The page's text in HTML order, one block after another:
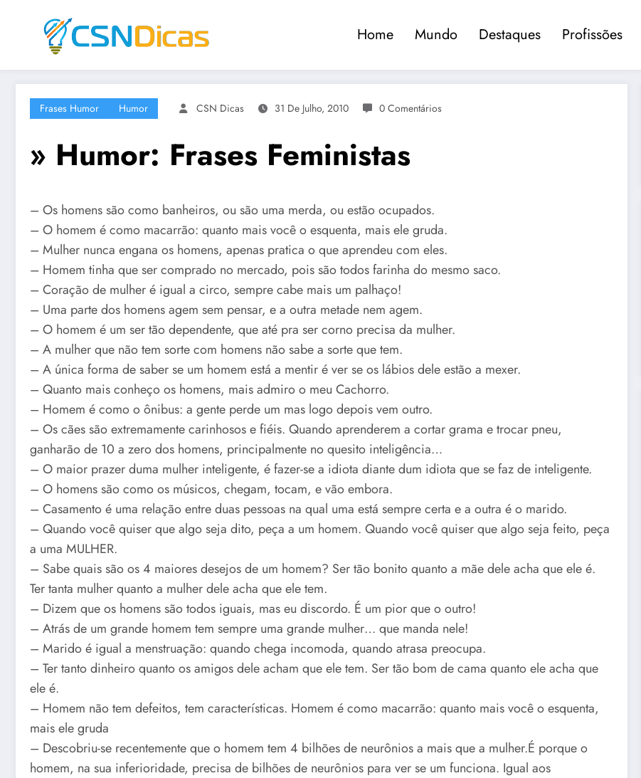
Home Mundo Destaques Profissões
Frases Humor Humor CSN Dicas 31 De Julho, 2010 0 Comentários
» Humor: Frases Feministas
– Os homens são como banheiros, ou são uma merda, ou estão ocupados.
– O homem é como macarrão: quanto mais você o esquenta, mais ele gruda.
– Mulher nunca engana os homens, apenas pratica o que aprendeu com eles.
– Homem tinha que ser comprado no mercado, pois são todos farinha do mesmo saco.
– Coração de mulher é igual a circo, sempre cabe mais um palhaço!
– Uma parte dos homens agem sem pensar, e a outra metade nem agem.
– O homem é um ser tão dependente, que até pra ser corno precisa da mulher.
– A mulher que não tem sorte com homens não sabe a sorte que tem.
– A única forma de saber se um homem está a mentir é ver se os lábios dele estão a mexer.
– Quanto mais conheço os homens, mais admiro o meu Cachorro.
– Homem é como o ônibus: a gente perde um mas logo depois vem outro.
– Os cães são extremamente carinhosos e fiéis. Quando aprenderem a cortar grama e trocar pneu,
ganharão de 10 a zero dos homens, principalmente no quesito inteligência…
– O maior prazer duma mulher inteligente, é fazer-se a idiota diante dum idiota que se faz de inteligente.
– O homens são como os músicos, chegam, tocam, e vão embora.
– Casamento é uma relação entre duas pessoas na qual uma está sempre certa e a outra é o marido.
– Quando você quiser que algo seja dito, peça a um homem. Quando você quiser que algo seja feito, peça
a uma MULHER.
– Sabe quais são os 4 maiores desejos de um homem? Ser tão bonito quanto a mãe dele acha que ele é.
Ter tanta mulher quanto a mulher dele acha que ele tem.
– Dizem que os homens são todos iguais, mas eu discordo. É um pior que o outro!
– Atrás de um grande homem tem sempre uma grande mulher… que manda nele!
– Marido é igual a menstruação: quando chega incomoda, quando atrasa preocupa.
– Ter tanto dinheiro quanto os amigos dele acham que ele tem. Ser tão bom de cama quanto ele acha que
ele é.
– Homem não tem defeitos, tem características. Homem é como macarrão: quanto mais você o esquenta,
mais ele gruda
– Descobriu-se recentemente que o homem tem 4 bilhões de neurônios a mais que a mulher.É porque o
homem, na sua inferioridade, precisa de bilhões de neurônios para ver se um funciona. Igual aos